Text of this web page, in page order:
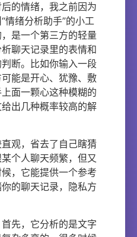
的情绪，我之前因为
情绪分析助手”的小工
是一个第三方的轻量
聊天记录里的表情和
断。比如你输入一段
能是开心、犹豫、敷
面一颗心这种模糊的
出几种概率较高的解
观，省去了自己瞎猜
个人聊天频繁，但又
，它能提供一个参考
的聊天记录，隐私方
先，它分析的是文字